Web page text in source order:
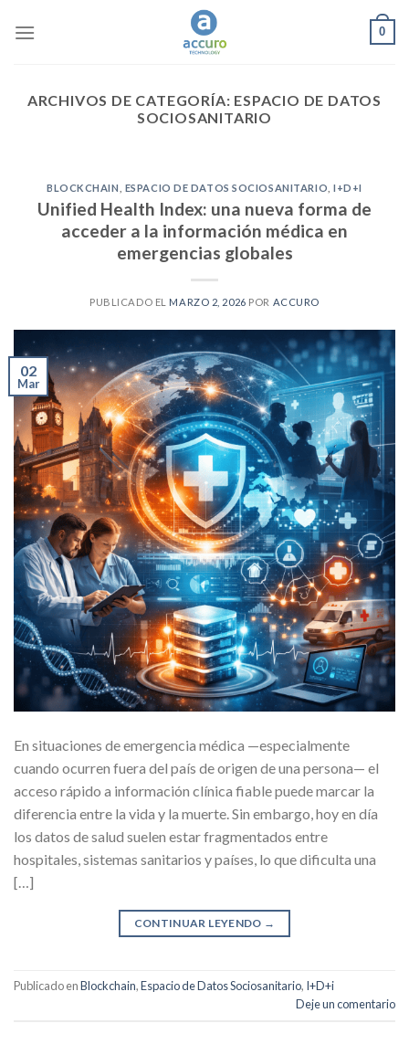
0
ARCHIVOS DE CATEGORÍA: ESPACIO DE DATOS
SOCIOSANITARIO
BLOCKCHAIN ESPACIO DE DATOS SOCIOSANITARIO ,I+D+I
Unified Health Index: una nueva forma de
acceder a la información médica en
emergencias globales
PUBLICADO EL MARZO 2, 2026 POR ACCURO
02
Mar
En situaciones de emergencia médica —especialmente
cuando ocurren fuera del país de origen de una persona— el
acceso rápido a información clínica fiable puede marcar la
diferencia entre la vida y la muerte. Sin embargo, hoy en día
los datos de salud suelen estar fragmentados entre
hospitales, sistemas sanitarios y países, lo que dificulta una
[…]
CONTINUAR LEYENDO →
Publicado enBlockchain,Espacio de Datos Sociosanitario, I+D+i
Deje un comentario